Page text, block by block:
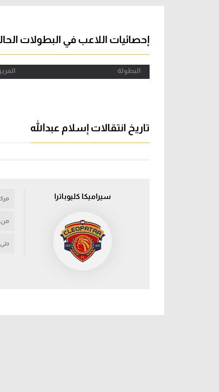
دوري إحصائيات اللاعب في البطولات
البطولة
تاريخ انتقالات إسلام عبدالله
سيراميكا كليوباترا
من
حتى